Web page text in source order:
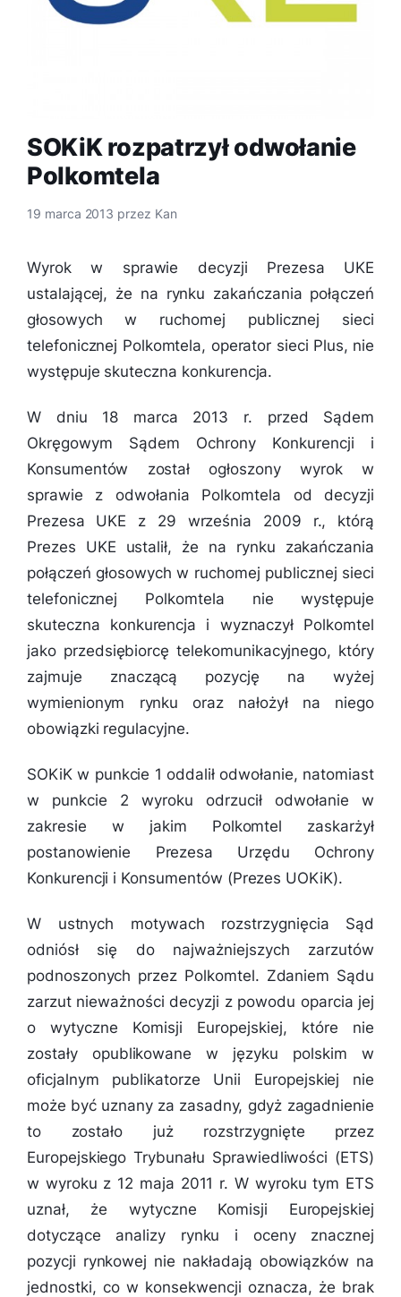
SOKiK rozpatrzył odwołanie
Polkomtela
19 marca 2013 przez Kan
Wyrok w sprawie decyzji Prezesa UKE
ustalającej, że na rynku zakańczania połączeń
głosowych w ruchomej publicznej sieci
telefonicznej Polkomtela, operator sieci Plus, nie
występuje skuteczna konkurencja.
W dniu 18 marca 2013 r. przed Sądem
Okręgowym Sądem Ochrony Konkurencji i
Konsumentów został ogłoszony wyrok w
sprawie z odwołania Polkomtela od decyzji
Prezesa UKE z 29 września 2009 r., którą
Prezes UKE ustalił, że na rynku zakańczania
połączeń głosowych w ruchomej publicznej sieci
telefonicznej Polkomtela nie występuje
skuteczna konkurencja i wyznaczył Polkomtel
jako przedsiębiorcę telekomunikacyjnego, który
zajmuje znaczącą pozycję na wyżej
wymienionym rynku oraz nałożył na niego
obowiązki regulacyjne.
SOKiK w punkcie 1 oddalił odwołanie, natomiast
w punkcie 2 wyroku odrzucił odwołanie w
zakresie w jakim Polkomtel zaskarżył
postanowienie Prezesa Urzędu Ochrony
Konkurencji i Konsumentów (Prezes UOKiK).
W ustnych motywach rozstrzygnięcia Sąd
odniósł się do najważniejszych zarzutów
podnoszonych przez Polkomtel. Zdaniem Sądu
zarzut nieważności decyzji z powodu oparcia jej
o wytyczne Komisji Europejskiej, które nie
zostały opublikowane w języku polskim w
oficjalnym publikatorze Unii Europejskiej nie
może być uznany za zasadny, gdyż zagadnienie
to zostało już rozstrzygnięte przez
Europejskiego Trybunału Sprawiedliwości (ETS)
w wyroku z 12 maja 2011 r. W wyroku tym ETS
uznał, że wytyczne Komisji Europejskiej
dotyczące analizy rynku i oceny znacznej
pozycji rynkowej nie nakładają obowiązków na
jednostki, co w konsekwencji oznacza, że brak